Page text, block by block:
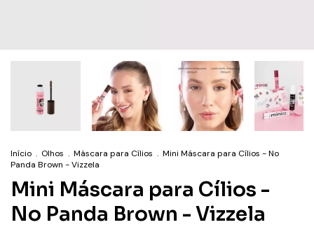
Início . Olhos . Máscara para Cílios . Mini Máscara para Cílios - No
Panda Brown - Vizzela
Mini Máscara para Cílios -
No Panda Brown - Vizzela